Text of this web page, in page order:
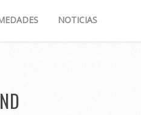
NOTICIAS